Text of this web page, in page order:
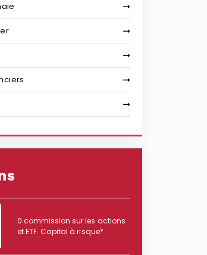
0 commission sur les actions
et ETF. Capital à risque*